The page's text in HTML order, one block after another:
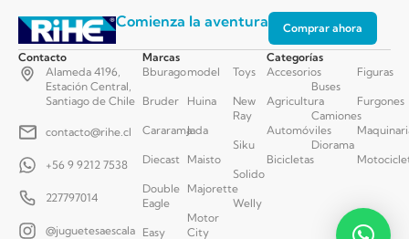
Comienza la aventura Comprar ahora
Contacto
Alameda 4196,
Estación Central,
Santiago de Chile
contacto@rihe.cl
+56 9 9212 7538
227797014
@juguetesaescala
Marcas
Bburago
Bruder
Cararama
Diecast
Double
Eagle
Easy
model
Huina
Jada
Maisto
Majorette
Motor
City
Toys
New
Ray
Siku
Solido
Welly
Categorías
Accesorios
Agricultura
Automóviles
Bicicletas
Buses
Camiones
Diorama
Figuras
Furgones